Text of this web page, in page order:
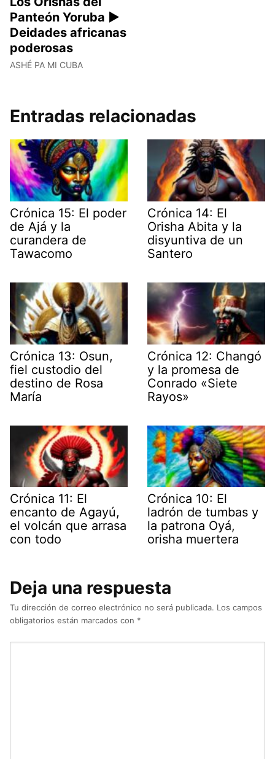
Panteón Yoruba ►
Deidades africanas
poderosas
ASHÉ PA MI CUBA
Entradas relacionadas
Crónica 15: El poder
de Ajá y la
curandera de
Tawacomo
Crónica 14: El
Orisha Abita y la
disyuntiva de un
Santero
Crónica 13: Osun,
fiel custodio del
destino de Rosa
María
Crónica 12: Changó
y la promesa de
Conrado «Siete
Rayos»
Crónica 11: El
encanto de Agayú,
el volcán que arrasa
con todo
Crónica 10: El
ladrón de tumbas y
la patrona Oyá,
orisha muertera
Deja una respuesta
Tu dirección de correo electrónico no será publicada. Los campos
obligatorios están marcados con *